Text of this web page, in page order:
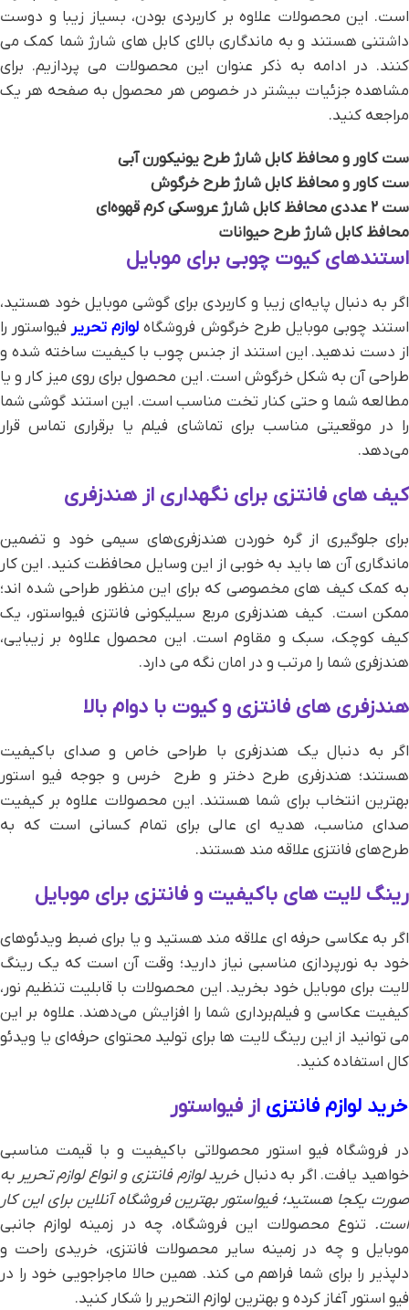
است. این محصولات علاوه بر کاربردی بودن، بسیاز زیبا و دوست
داشتنی هستند و به ماندگاری بالای کابل های شارژ شما کمک می
کنند. در ادامه به ذکر عنوان این محصولات می پردازیم. برای
مشاهده جزئیات بیشتر در خصوص هر محصول به صفحه هر یک
مراجعه کنید.
ست کاور و محافظ کابل شارژ طرح یونیکورن آبی
ست کاور و محافظ کابل شارژ طرح خرگوش
ست ۲ عددی محافظ کابل شارژ عروسکی کرم قهوه‌ای
محافظ کابل شارژ طرح حیوانات
استندهای کیوت چوبی برای موبایل
اگر به دنبال پایه‌ای زیبا و کاربردی برای گوشی موبایل خود هستید،
استند چوبی موبایل طرح خرگوش فروشگاه لوازم تحریر فیواستور را
از دست ندهید. این استند از جنس چوب با کیفیت ساخته شده و
طراحی آن به شکل خرگوش است. این محصول برای روی میز کار و یا
مطالعه شما و حتی کنار تخت مناسب است. این استند گوشی شما
را در موقعیتی مناسب برای تماشای فیلم یا برقراری تماس قرار
می‌دهد.
کیف های فانتزی برای نگهداری از هندزفری
برای جلوگیری از گره خوردن هندزفری‌های سیمی خود و تضمین
ماندگاری آن ها باید به خوبی از این وسایل محافظت کنید. این کار
به کمک کیف های مخصوصی که برای این منظور طراحی شده اند؛
ممکن است. کیف هندزفری مربع سیلیکونی فانتزی فیواستور، یک
کیف کوچک، سبک و مقاوم است. این محصول علاوه بر زیبایی،
هندزفری شما را مرتب و در امان نگه می دارد.
هندزفری های فانتزی و کیوت با دوام بالا
اگر به دنبال یک هندزفری با طراحی خاص و صدای باکیفیت
هستند؛ هندزفری طرح دختر و طرح خرس و جوجه فیو استور
بهترین انتخاب برای شما هستند. این محصولات علاوه بر کیفیت
صدای مناسب، هدیه ای عالی برای تمام کسانی است که به
طرح‌های فانتزی علاقه مند هستند.
رینگ لایت های باکیفیت و فانتزی برای موبایل
اگر به عکاسی حرفه ای علاقه مند هستید و یا برای ضبط ویدئوهای
خود به نورپردازی مناسبی نیاز دارید؛ وقت آن است که یک رینگ
لایت برای موبایل خود بخرید. این محصولات با قابلیت تنظیم نور،
کیفیت عکاسی و فیلم‌برداری شما را افزایش می‌دهند. علاوه بر این
می توانید از این رینگ لایت ها برای تولید محتوای حرفه‌ای یا ویدئو
کال استفاده کنید.
خرید لوازم فانتزی از فیواستور
در فروشگاه فیو استور محصولاتی باکیفیت و با قیمت مناسبی
خواهید یافت. اگر به دنبال خرید لوازم فانتزی و انواع لوازم تحریر به
صورت یکجا هستید؛ فیواستور بهترین فروشگاه آنلاین برای این کار
است. تنوع محصولات این فروشگاه، چه در زمینه لوازم جانبی
موبایل و چه در زمینه سایر محصولات فانتزی، خریدی راحت و
دلپذیر را برای شما فراهم می کند. همین حالا ماجراجویی خود را در
فیو استور آغاز کرده و بهترین لوازم التحریر را شکار کنید.